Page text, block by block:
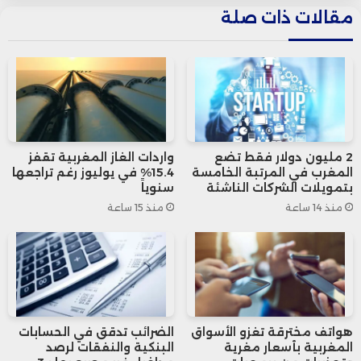
الهيدروجين الأخضر وتقنيات Power-to-X
حلول تخزين الطاقة
تثمين انبعاثات ثاني أكسيد الكربون
تطبيقات الذكاء الاصطناعي في الطاقة
قضايا التنظيم والتمويل المرتبطة بالانتقال
الطاقي
مقالات ذات صلة
2 مليون دولار فقط تضع
المغرب في المرتبة الخامسة
بتمويلات الشركات الناشئة
منذ 14 ساعة
واردات الغاز المغربية تقفز
15.4% في يوليوز رغم تراجعها
سنوياً
منذ 15 ساعة
هواتف مخترقة تغزو الأسواق
المغربية بأسعار مغرية
الضرائب تدقق في الحسابات
البنكية والنفقات لرصد